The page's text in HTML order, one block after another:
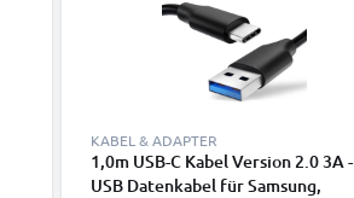
KABEL & ADAPTER
1,0m USB-C Kabel Version 2.0 3A -
USB Datenkabel für Samsung,